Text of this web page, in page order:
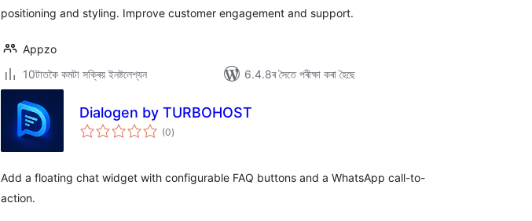
positioning and styling. Improve customer engagement and support.
Appzo
10টাতকৈ কমটা সক্ৰিয় ইনষ্টলেশ্যন
6.4.8ৰ সৈতে পৰীক্ষা কৰা হৈছে
Dialogen by TURBOHOST
(0টা
মুঠ)
Add a floating chat widget with configurable FAQ buttons and a WhatsApp call-to-
action.